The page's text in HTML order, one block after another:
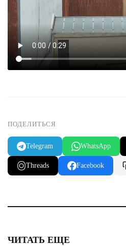
ПОДЕЛИТЬСЯ
Telegram WhatsApp
Threads Facebook
ЧИТАТЬ ЕЩЕ